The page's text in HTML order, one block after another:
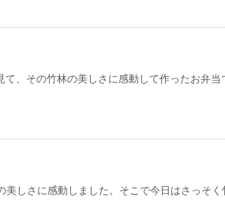
て、その竹林の美しさに感動して作ったお弁
しさに感動しました。そこで今日はさっそく